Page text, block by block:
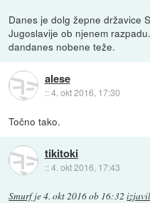
Danes je dolg žepne državice
Jugoslavije ob njenem
dandanes nobene teže.
alese
::4. okt 2016, 17:30
Točno tako.
tikitoki
::4. okt 2016, 17:43
Smurfje4. okt 2016 ob 16:32